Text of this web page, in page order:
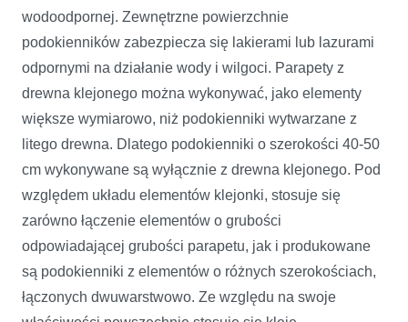
wodoodpornej. Zewnętrzne powierzchnie
podokienników zabezpiecza się lakierami lub lazurami
odpornymi na działanie wody i wilgoci. Parapety z
drewna klejonego można wykonywać, jako elementy
większe wymiarowo, niż podokienniki wytwarzane z
litego drewna. Dlatego podokienniki o szerokości 40-50
cm wykonywane są wyłącznie z drewna klejonego. Pod
względem układu elementów klejonki, stosuje się
zarówno łączenie elementów o grubości
odpowiadającej grubości parapetu, jak i produkowane
są podokienniki z elementów o różnych szerokościach,
łączonych dwuwarstwowo. Ze względu na swoje